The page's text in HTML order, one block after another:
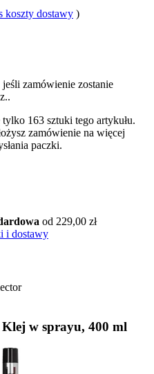
koszty dostawy )
jeśli zamówienie zostanie
.
163 sztuki tego artykułu.
zamówienie na więcej
paczki.
od 229,00 zł
i dostawy
w sprayu, 400 ml